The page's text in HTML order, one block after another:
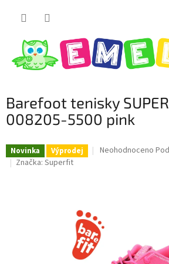
Barefoot tenisky
008205-5500 pink
Novinka Výprodej
Průměrné
hvězdiček.
Neohodnoceno
Značka: Superfit